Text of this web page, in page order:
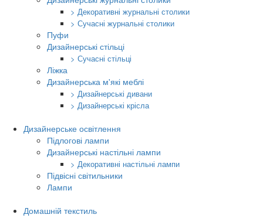
> Декоративні журнальні столики
> Сучасні журнальні столики
Пуфи
Дизайнерські стільці
> Сучасні стільці
Ліжка
Дизайнерська м'які меблі
> Дизайнерські дивани
> Дизайнерські крісла
Дизайнерське освітлення
Підлогові лампи
Дизайнерські настільні лампи
> Декоративні настільні лампи
Підвісні світильники
Лампи
Домашній текстиль